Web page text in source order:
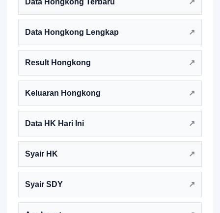
Data Hongkong Terbaru
Data Hongkong Lengkap
Result Hongkong
Keluaran Hongkong
Data HK Hari Ini
Syair HK
Syair SDY